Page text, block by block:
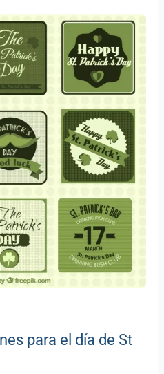
para el día de St